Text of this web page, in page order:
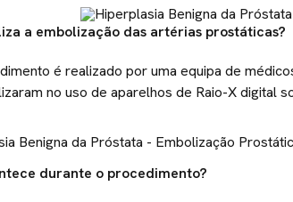
a embolização das artérias prostáticas?
é realizado por uma equipa de
no uso de aparelhos de Raio-X digital
durante o procedimento?